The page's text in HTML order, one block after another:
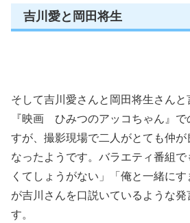
吉川愛と岡田将生
そして吉川愛さんと岡田将生さんと
『映画 ひみつのアッコちゃん』
すが、撮影現場で二人がとても仲
なったようです。バラエティ番組
くてしょうがない」「俺と一緒に
が吉川さんを口説いているような
す。